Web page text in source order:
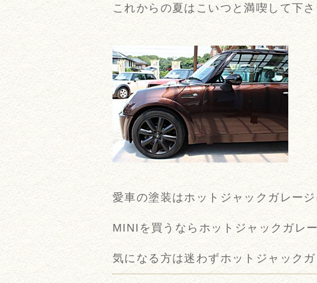
これからの夏はこいつと満喫して下さ
愛車の塗装はホットジャックガレージ
MINIを買うならホットジャックガレ
気になる方は迷わずホットジャックガ